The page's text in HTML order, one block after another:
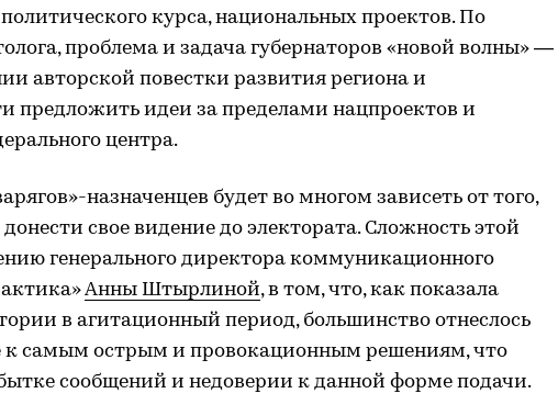
курса, национальных проектов. По
проблема и задача губернаторов «новой волны» —
авторской повестки развития региона и
предложить идеи за пределами нацпроектов и
центра.
назначенцев будет во многом зависеть от того,
свое видение до электората. Сложность этой
генерального директора коммуникационного
Анны Штырлиной, в том, что, как показала
в агитационный период, большинство отнеслось
к самым острым и провокационным решениям, что
сообщений и недоверии к данной форме подачи.